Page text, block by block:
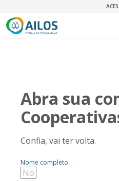
Abra sua
Confia, vai ter volta.
Nome completo